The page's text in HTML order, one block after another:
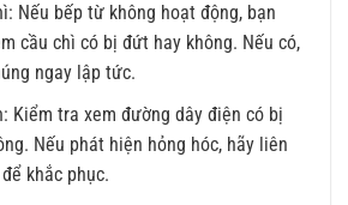
Nếu bếp từ không hoạt động, bạn
cầu chì có bị đứt hay không. Nếu có,
ngay lập tức.
Kiểm tra xem đường dây điện có bị
Nếu phát hiện hỏng hóc, hãy liên
khắc phục.